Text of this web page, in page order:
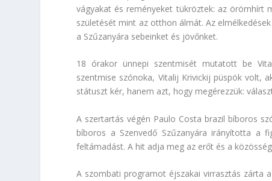
vágyakat és reményeket tükröztek: az örömhírt
születését mint az otthon álmát. Az
a Szűzanyára sebeinket és jövőnket.
18 órakor ünnepi szentmisét mutatott be
szentmise szónoka, Vitalij Krivickij püspök volt,
státuszt kér, hanem azt, hogy megérezzük:
A szertartás végén Paulo Costa brazil bíboros
bíboros a Szenvedő Szűzanyára irányította
feltámadást. A hit adja meg az erőt és a
A szombati programot éjszakai virrasztás zárta